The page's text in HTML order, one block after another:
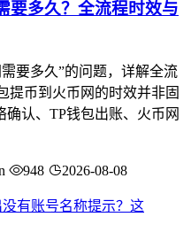
要多久？全流程时效与
要多久”的问题，详解全流
提币到火币网的时效并非固
认、TP钱包出账、火币网
948 2026-08-08